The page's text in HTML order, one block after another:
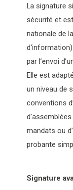
La signature
sécurité et est
nationale de
par l’envoi
Elle est
un niveau de
conventions
mandats ou
probante
Signature